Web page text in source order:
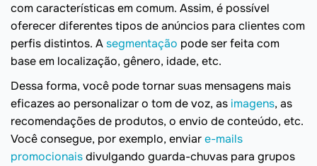
com características em comum. Assim, é possível
oferecer diferentes tipos de anúncios para clientes com
perfis distintos. Asegmentação pode ser feita com
base em localização, gênero, idade, etc.
Dessa forma, você pode tornar suas mensagens mais
eficazes ao personalizar o tom de voz, as imagens, as
recomendações de produtos, o envio de conteúdo, etc.
Você consegue, por exemplo, enviare-mails
promocionaisdivulgando guarda-chuvas para grupos